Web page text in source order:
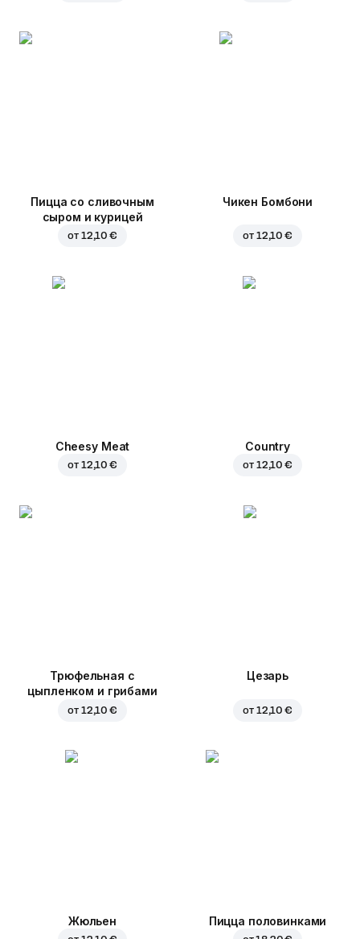
Пицца со сливочным
сыром и курицей
от 12,10 €
Чикен Бомбони
от 12,10 €
Cheesy Meat
от 12,10 €
Country
от 12,10 €
Трюфельная с
цыпленком и грибами
от 12,10 €
Цезарь
от 12,10 €
Жюльен Пицца половинками